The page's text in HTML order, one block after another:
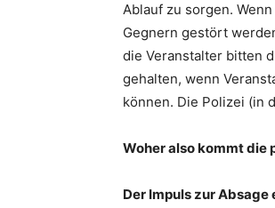
Ablauf zu sorgen.
Gegnern gestört
die Veranstalter bitten
gehalten, wenn
können. Die Polizei (in
Woher also kommt die
Der Impuls zur